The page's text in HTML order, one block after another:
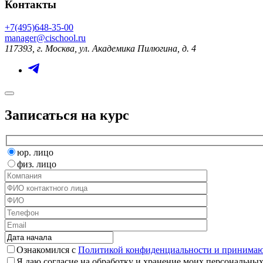
Контакты
+7(495)648-35-00
manager@cischool.ru
117393, г. Москва, ул. Академика Пилюгина, д. 4
Записаться на курс
юр. лицо
физ. лицо
Ознакомился с Политикой конфиденциальности и